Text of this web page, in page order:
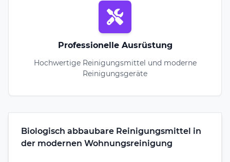
Professionelle Ausrüstung
Hochwertige Reinigungsmittel und moderne
Reinigungsgeräte
Biologisch abbaubare Reinigungsmittel in
der modernen Wohnungsreinigung